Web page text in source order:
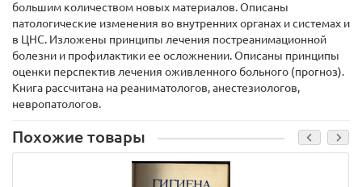
большим количеством новых материалов. Описаны
патологические изменения во внутренних органах и системах и
в ЦНС. Изложены принципы лечения постреанимационной
болезни и профилактики ее осложнении. Описаны принципы
оценки перспектив лечения оживленного больного (прогноз).
Книга рассчитана на реаниматологов, анестезиологов,
невропатологов.
Похожие товары